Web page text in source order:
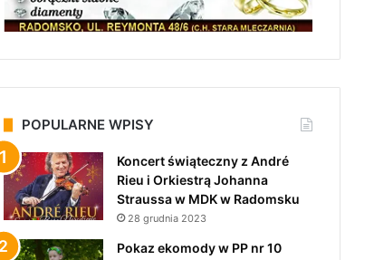
POPULARNE WPISY
Koncert świąteczny z André
Rieu i Orkiestrą Johanna
Straussa w MDK w Radomsku
28 grudnia 2023
Pokaz ekomody w PP nr 10